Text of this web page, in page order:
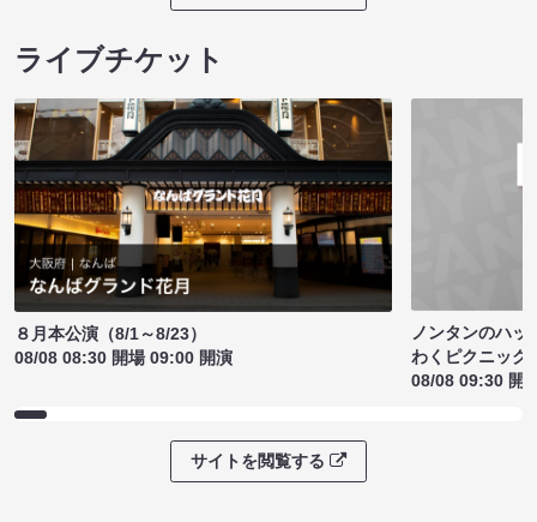
ライブチケット
８月本公演（8/1～8/23）
08/08 08:30 開場 09:00 開演
ノンタンのハッ
わくピクニック
08/08 09:30 開
サイトを閲覧する